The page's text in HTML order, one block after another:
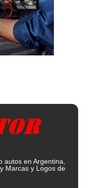
autos en Argentina,
Marcas y Logos de